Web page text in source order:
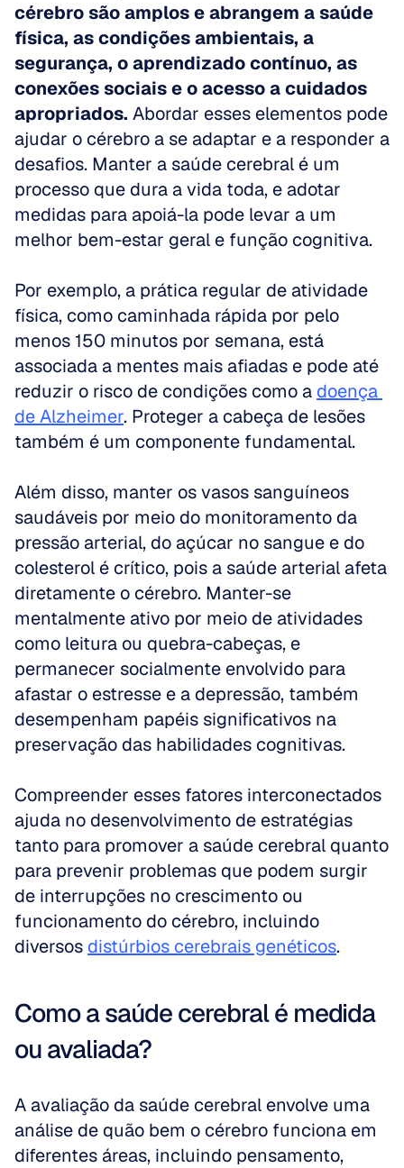
cérebro são amplos e abrangem a saúde
física, as condições ambientais, a
segurança, o aprendizado contínuo, as
conexões sociais e o acesso a cuidados
apropriados. Abordar esses elementos pode
ajudar o cérebro a se adaptar e a responder a
desafios. Manter a saúde cerebral é um
processo que dura a vida toda, e adotar
medidas para apoiá-la pode levar a um
melhor bem-estar geral e função cognitiva.
Por exemplo, a prática regular de atividade
física, como caminhada rápida por pelo
menos 150 minutos por semana, está
associada a mentes mais afiadas e pode até
reduzir o risco de condições como a doença
de Alzheimer. Proteger a cabeça de lesões
também é um componente fundamental.
Além disso, manter os vasos sanguíneos
saudáveis por meio do monitoramento da
pressão arterial, do açúcar no sangue e do
colesterol é crítico, pois a saúde arterial afeta
diretamente o cérebro. Manter-se
mentalmente ativo por meio de atividades
como leitura ou quebra-cabeças, e
permanecer socialmente envolvido para
afastar o estresse e a depressão, também
desempenham papéis significativos na
preservação das habilidades cognitivas.
Compreender esses fatores interconectados
ajuda no desenvolvimento de estratégias
tanto para promover a saúde cerebral quanto
para prevenir problemas que podem surgir
de interrupções no crescimento ou
funcionamento do cérebro, incluindo
diversos distúrbios cerebrais genéticos.
Como a saúde cerebral é medida
ou avaliada?
A avaliação da saúde cerebral envolve uma
análise de quão bem o cérebro funciona em
diferentes áreas, incluindo pensamento,